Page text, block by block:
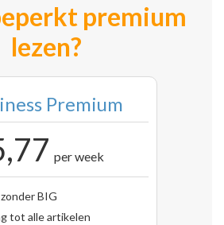
premium
lezen?
Premium
per week
BIG
tot alle artikelen